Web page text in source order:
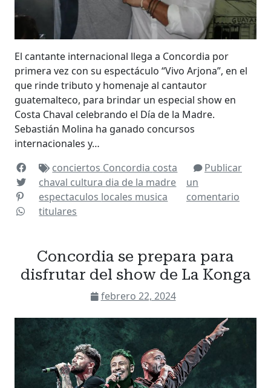
El cantante internacional llega a Concordia por
primera vez con su espectáculo “Vivo Arjona”, en el
que rinde tributo y homenaje al cantautor
guatemalteco, para brindar un especial show en
Costa Chaval celebrando el Día de la Madre.
Sebastián Molina ha ganado concursos
internacionales y…
conciertos Concordia costa
chaval cultura dia de la madre
espectaculos locales musica
titulares
Publicar
un
comentario
Concordia se prepara para
disfrutar del show de La Konga
febrero 22, 2024